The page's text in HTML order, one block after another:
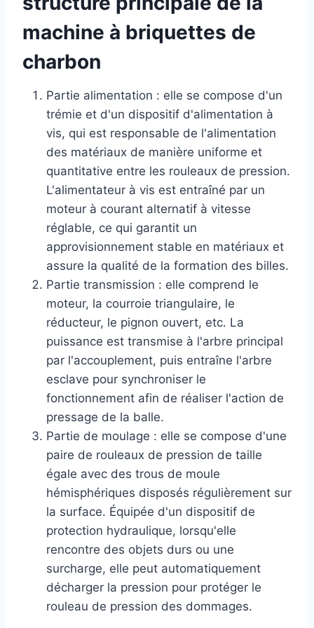
machine à briquettes de
charbon
Partie alimentation : elle se compose d'un
trémie et d'un dispositif d'alimentation à
vis, qui est responsable de l'alimentation
des matériaux de manière uniforme et
quantitative entre les rouleaux de pression.
L'alimentateur à vis est entraîné par un
moteur à courant alternatif à vitesse
réglable, ce qui garantit un
approvisionnement stable en matériaux et
assure la qualité de la formation des billes.
Partie transmission : elle comprend le
moteur, la courroie triangulaire, le
réducteur, le pignon ouvert, etc. La
puissance est transmise à l'arbre principal
par l'accouplement, puis entraîne l'arbre
esclave pour synchroniser le
fonctionnement afin de réaliser l'action de
pressage de la balle.
Partie de moulage : elle se compose d'une
paire de rouleaux de pression de taille
égale avec des trous de moule
hémisphériques disposés régulièrement sur
la surface. Équipée d'un dispositif de
protection hydraulique, lorsqu'elle
rencontre des objets durs ou une
surcharge, elle peut automatiquement
décharger la pression pour protéger le
rouleau de pression des dommages.